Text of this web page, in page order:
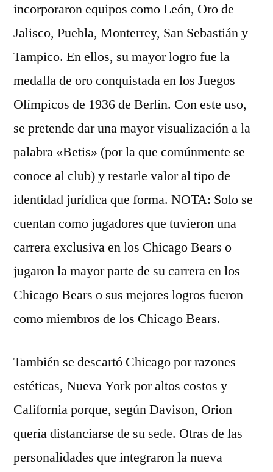
incorporaron equipos como León, Oro de
Jalisco, Puebla, Monterrey, San Sebastián y
Tampico. En ellos, su mayor logro fue la
medalla de oro conquistada en los Juegos
Olímpicos de 1936 de Berlín. Con este uso,
se pretende dar una mayor visualización a la
palabra «Betis» (por la que comúnmente se
conoce al club) y restarle valor al tipo de
identidad jurídica que forma. NOTA: Solo se
cuentan como jugadores que tuvieron una
carrera exclusiva en los Chicago Bears o
jugaron la mayor parte de su carrera en los
Chicago Bears o sus mejores logros fueron
como miembros de los Chicago Bears.
También se descartó Chicago por razones
estéticas, Nueva York por altos costos y
California porque, según Davison, Orion
quería distanciarse de su sede. Otras de las
personalidades que integraron la nueva